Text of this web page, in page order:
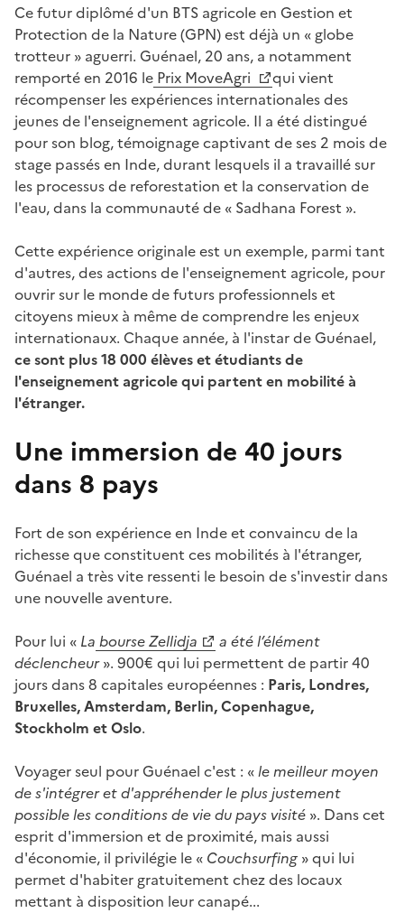
Ce futur diplômé d'un BTS agricole en Gestion et
Protection de la Nature (GPN) est déjà un « globe
trotteur » aguerri. Guénael, 20 ans, a notamment
remporté en 2016 le Prix MoveAgri
qui vient
récompenser les expériences internationales des
jeunes de l'enseignement agricole. Il a été distingué
pour son blog, témoignage captivant de ses 2 mois de
stage passés en Inde, durant lesquels il a travaillé sur
les processus de reforestation et la conservation de
l'eau, dans la communauté de « Sadhana Forest ».
Cette expérience originale est un exemple, parmi tant
d'autres, des actions de l'enseignement agricole, pour
ouvrir sur le monde de futurs professionnels et
citoyens mieux à même de comprendre les enjeux
internationaux. Chaque année, à l'instar de Guénael,
ce sont plus 18 000 élèves et étudiants de
l'enseignement agricole qui partent en mobilité à
l'étranger.
Une immersion de 40 jours
dans 8 pays
Fort de son expérience en Inde et convaincu de la
richesse que constituent ces mobilités à l'étranger,
Guénael a très vite ressenti le besoin de s'investir dans
une nouvelle aventure.
Pour lui « La bourse Zellidja
a été l’élément
déclencheur». 900€ qui lui permettent de partir 40
jours dans 8 capitales européennes : Paris, Londres,
Bruxelles, Amsterdam, Berlin, Copenhague,
Stockholm et Oslo.
Voyager seul pour Guénael c'est : «le meilleur moyen
de s'intégrer et d'appréhender le plus justement
possible les conditions de vie du pays visité ». Dans cet
esprit d'immersion et de proximité, mais aussi
d'économie, il privilégie le « Couchsurfing » qui lui
permet d'habiter gratuitement chez des locaux
mettant à disposition leur canapé...